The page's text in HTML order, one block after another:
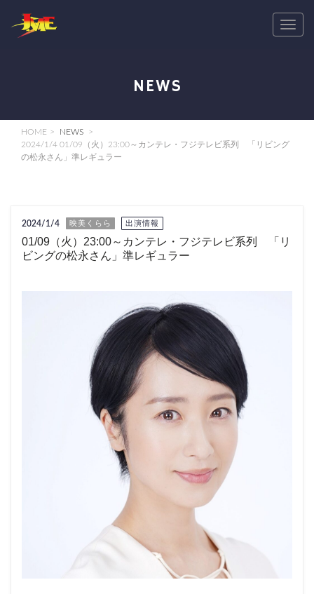
T
a
i
NEWS
HOME
NEWS
2024/1/4 01/09（火）23:00～カンテレ・フジテレビ系列 「リビング
の松永さん」準レギュラー
2024/1/4 映美くらら 出演情報
01/09（火）23:00～カンテレ・フジテレビ系列 「リ
ビングの松永さん」準レギュラー